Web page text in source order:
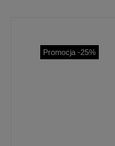
Promocja -25%